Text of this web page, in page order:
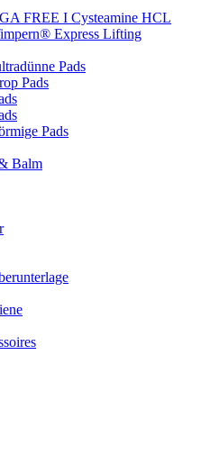
FREE I Cysteamine HCL
Express Lifting
Pads
Pads
Pads
Balm